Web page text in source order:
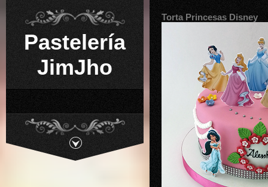
Pastelería
JimJho
Torta Princesas Disney